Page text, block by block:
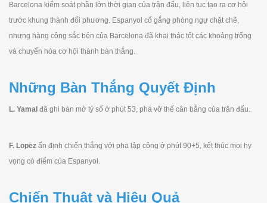
Barcelona kiểm soát phần lớn thời gian của trận đấu, liên tục tạo ra cơ hội
trước khung thành đối phương. Espanyol cố gắng phòng ngự chặt chẽ,
nhưng hàng công sắc bén của Barcelona đã khai thác tốt các khoảng trống
và chuyển hóa cơ hội thành bàn thắng.
Những Bàn Thắng Quyết Định
L. Yamal đã ghi bàn mở tỷ số ở phút 53, phá vỡ thế cân bằng của trận đấu.
F. Lopez ấn định chiến thắng với pha lập công ở phút 90+5, kết thúc mọi hy
vọng có điểm của Espanyol.
Chiến Thuật và Hiệu Quả